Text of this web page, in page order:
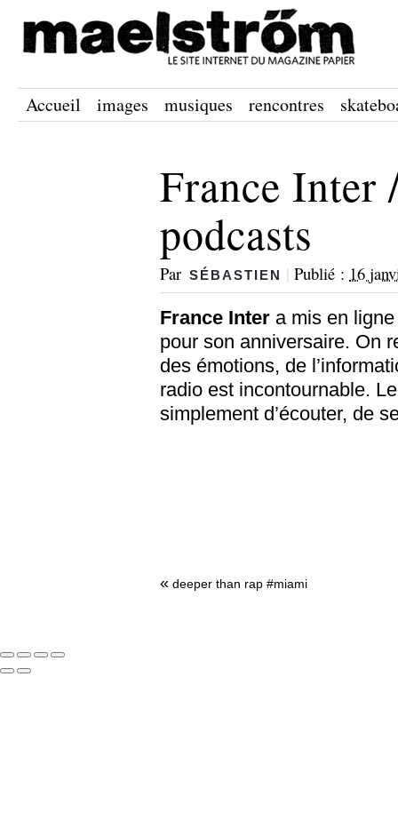
Accueil images musiques rencontres
France Inter
podcasts
Par SÉBASTIEN | Publié : 16
France Inter a mis en
pour son anniversaire. On
des émotions, de
radio est incontournable.
simplement d’écouter, de
« deeper than rap #miami